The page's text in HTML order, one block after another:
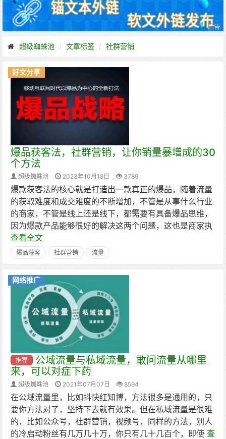
超级蜘蛛池 文章标签 社群营销
好文分享
爆品获客法，社群营销，让你销量暴增成的30
个方法
超级蜘蛛池 2023年10月18日 3789
爆款获客法的核心就是打造出一款真正的爆品，随着流量
的获取难度和成交难度的不断增加，不管是从事什么行业
的商家，不管是线上还是线下，都需要有具备爆品思维，
因为爆款产品能够很好的解决这两个问题，这也是商家执
查看全文
爆品获客 社群营销 流量
网络推广
推荐
公域流量与私域流量，敢问流量从哪里
来，可以对症下药
超级蜘蛛池 2021年07月07日 8594
​在公域流量里，比如抖快红知博，方法很多是通用的，只
要你方法对了，坚持下去就有效果。但在私域流量是很难
的，比如公众号，社群营销，视频号，同样的方法，别人
的冷启动粉丝有几万几十万，你只有几十几百个，即使 查